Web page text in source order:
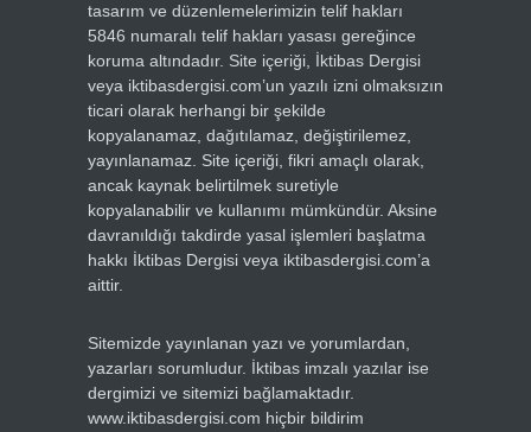
tasarım ve düzenlemelerimizin telif hakları
5846 numaralı telif hakları yasası gereğince
koruma altındadır. Site içeriği, İktibas Dergisi
veya iktibasdergisi.com’un yazılı izni olmaksızın
ticari olarak herhangi bir şekilde
kopyalanamaz, dağıtılamaz, değiştirilemez,
yayınlanamaz. Site içeriği, fikri amaçlı olarak,
ancak kaynak belirtilmek suretiyle
kopyalanabilir ve kullanımı mümkündür. Aksine
davranıldığı takdirde yasal işlemleri başlatma
hakkı İktibas Dergisi veya iktibasdergisi.com’a
aittir.
Sitemizde yayınlanan yazı ve yorumlardan,
yazarları sorumludur. İktibas imzalı yazılar ise
dergimizi ve sitemizi bağlamaktadır.
www.iktibasdergisi.com hiçbir bildirim